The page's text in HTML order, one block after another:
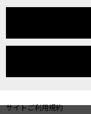
サイトご利用規約